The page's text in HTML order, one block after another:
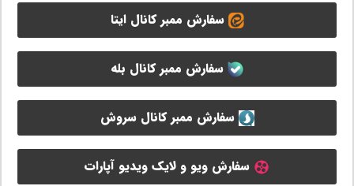
سفارش ممبر کانال ایتا
سفارش ممبر کانال بله
سفارش ممبر کانال سروش
سفارش ویو و لایک ویدیو آپارات